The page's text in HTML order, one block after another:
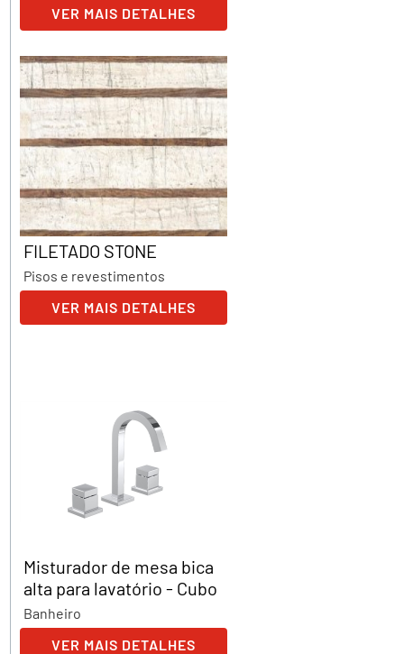
VER MAIS DETALHES
FILETADO STONE
Pisos e revestimentos
VER MAIS DETALHES
Misturador de mesa bica
alta para lavatório - Cubo
Banheiro
VER MAIS DETALHES